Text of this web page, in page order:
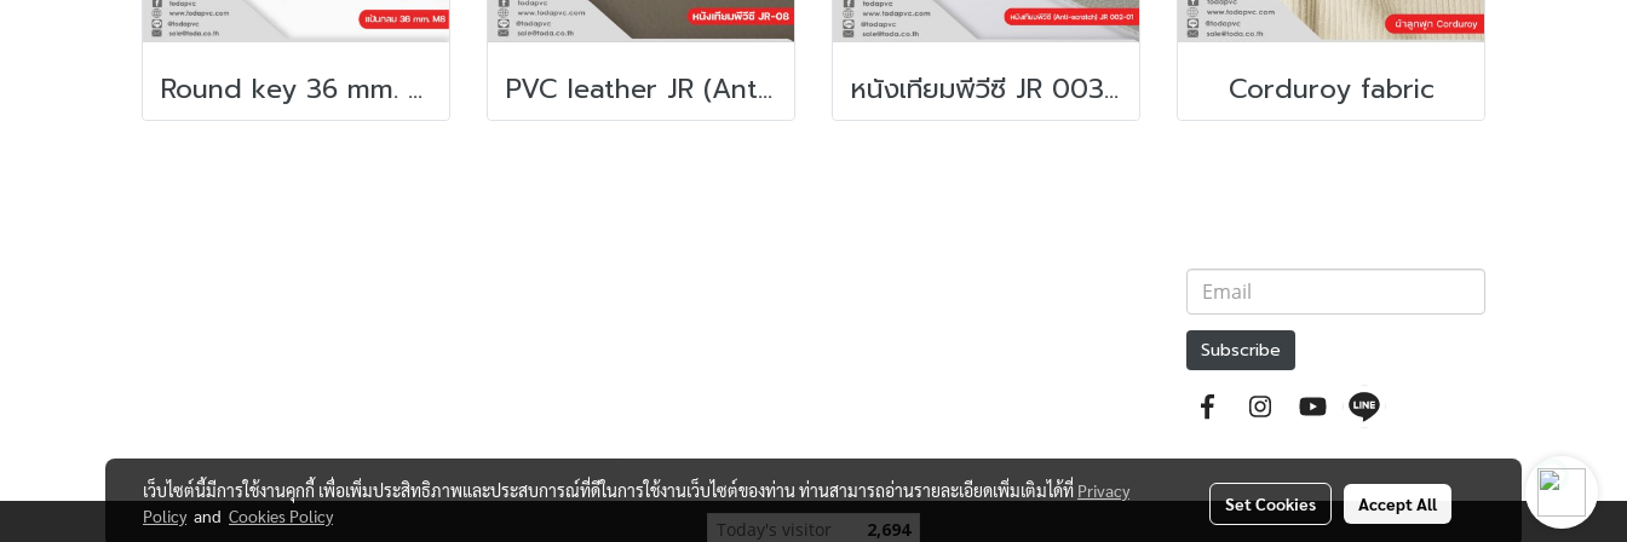
Round key 36 mm. M8 PVC leather JR (Anti-scratch) หนังเทียมพีวีซี JR 003 (Anti-scratch)(copy) Corduroy fabric
Subscribe
Today's visitor 2,694
เว็บไซต์นี้มีการใช้งานคุกกี้ เพื่อเพิ่มประสิทธิภาพและประสบการณ์ที่ดีในการใช้งานเว็บไซต์ของท่าน ท่านสามารถอ่านรายละเอียดเพิ่มเติมได้ที่ Privacy
Policyand Cookies Policy
Set Cookies Accept All